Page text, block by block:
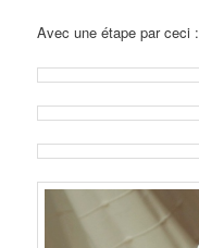
Avec une étape par ceci :